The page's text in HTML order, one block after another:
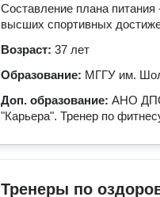
Составление плана
высших спортивных
Возраст: 37 лет
Образование: МГГУ им.
Доп. образование: АНО ДПО
"Карьера". Тренер по
Тренеры по